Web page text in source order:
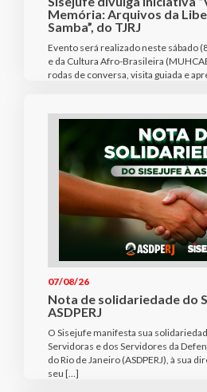
Memória: Arquivos da
Samba”, do TJRJ
Evento será realizado neste sábado
e da Cultura Afro-Brasileira
rodas de conversa, visita guiada e
07/08/26
Nota de solidariedade do
ASDPERJ
O Sisejufe manifesta sua
Servidoras e dos Servidores da
do Rio de Janeiro (ASDPERJ), à sua
seu […]